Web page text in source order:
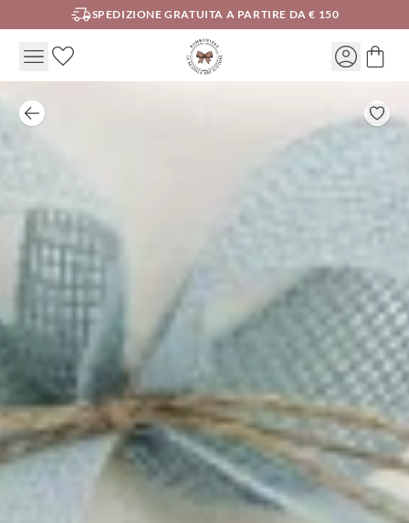
SPEDIZIONE GRATUITA A PARTIRE DA € 150